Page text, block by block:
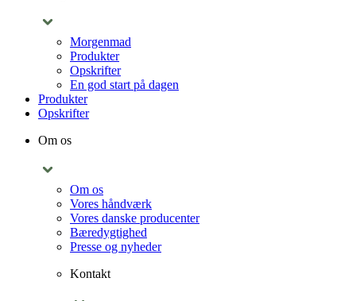
Morgenmad
Produkter
Opskrifter
En god start på dagen
Produkter
Opskrifter
Om os
Om os
Vores håndværk
Vores danske producenter
Bæredygtighed
Presse og nyheder
Kontakt